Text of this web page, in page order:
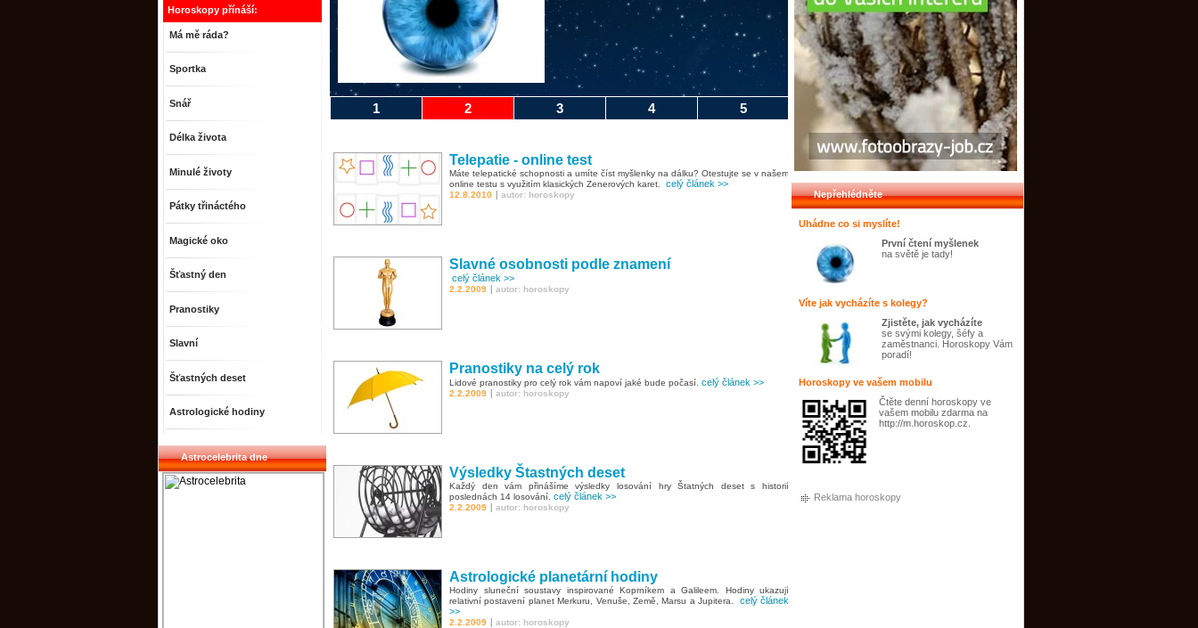
Horoskopy přínáší:
Má mě ráda?
Sportka
Snář
Délka života
Minulé životy
Pátky třináctého
Magické oko
Šťastný den
Pranostiky
Slavní
Šťastných deset
Astrologické hodiny
Astrocelebrita dne
1 2 3 4 5
Telepatie - online test
Máte telepatické schopnosti a umíte číst myšlenky na dálku? Otestujte se v našem
online testu s využitím klasických Zenerových karet.
celý článek >>
12.8.2010 | autor: horoskopy
Slavné osobnosti podle znamení
celý článek >>
2.2.2009 | autor: horoskopy
Pranostiky na celý rok
Lidové pranostiky pro celý rok vám napoví jaké bude počasí. celý článek >>
2.2.2009 | autor: horoskopy
Výsledky Štastných deset
Každý den vám přinášíme výsledky losování hry Štatných deset s historií
poslednách 14 losování. celý článek >>
2.2.2009 | autor: horoskopy
Astrologické planetární hodiny
Hodiny sluneční soustavy inspirované Koprníkem a Galileem. Hodiny ukazují
relativní postavení planet Merkuru, Venuše, Země, Marsu a Jupitera.
celý článek
>>
2.2.2009 | autor: horoskopy
Nepřehlédněte
Uhádne co si myslíte!
První čtení myšlenek
na světě je tady!
Víte jak vycházíte s kolegy?
Zjistěte, jak vycházíte
se svými kolegy, šéfy a
zaměstnanci. Horoskopy Vám
poradí!
Horoskopy ve vašem mobilu
Čtěte denní horoskopy ve
vašem mobilu zdarma na
http://m.horoskop.cz.
Reklama horoskopy